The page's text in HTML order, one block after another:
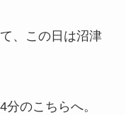
、この日は沼津
のこちらへ。